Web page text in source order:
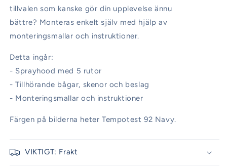
tillvalen som kanske gör din upplevelse ännu
bättre? Monteras enkelt själv med hjälp av
monteringsmallar och instruktioner.
Detta ingår:
- Sprayhood med 5 rutor
- Tillhörande bågar, skenor och beslag
- Monteringsmallar och instruktioner
Färgen på bilderna heter Tempotest 92 Navy.
VIKTIGT: Frakt